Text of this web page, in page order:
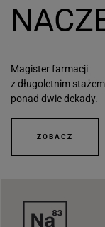
Magister farmacji
z długoletnim
ponad dwie dekady.
ZOBACZ